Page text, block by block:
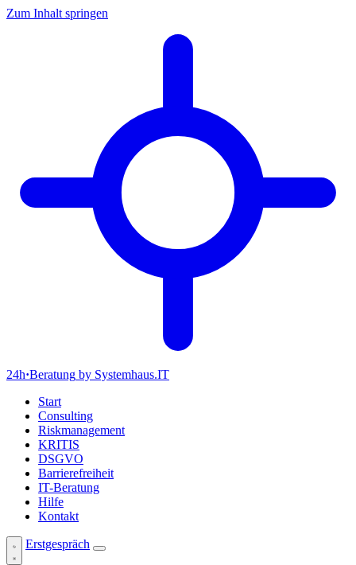
Zum Inhalt springen
24h·Beratung by Systemhaus.IT
Start
Consulting
Riskmanagement
KRITIS
DSGVO
Barrierefreiheit
IT-Beratung
Hilfe
Kontakt
Erstgespräch